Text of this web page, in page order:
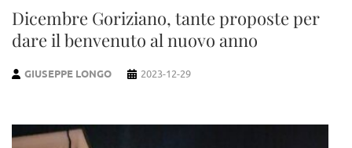
Dicembre Goriziano, tante proposte per
dare il benvenuto al nuovo anno
GIUSEPPE LONGO 2023-12-29